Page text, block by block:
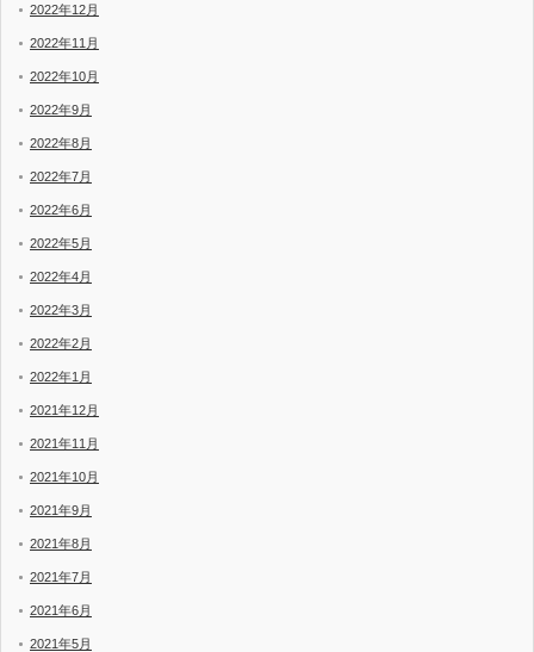
2022年12月
2022年11月
2022年10月
2022年9月
2022年8月
2022年7月
2022年6月
2022年5月
2022年4月
2022年3月
2022年2月
2022年1月
2021年12月
2021年11月
2021年10月
2021年9月
2021年8月
2021年7月
2021年6月
2021年5月